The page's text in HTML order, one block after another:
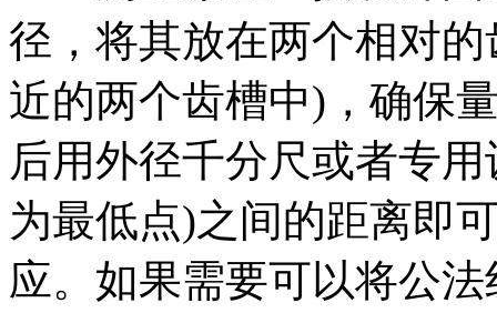
径，将其放在两个相对
近的两个齿槽中)，确保
后用外径千分尺或者专
为最低点)之间的距离即
应。如果需要可以将公